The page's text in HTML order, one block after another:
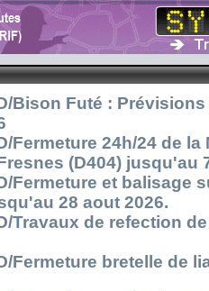
Bison Futé :
Fermeture 24h/24 de
(D404) jusqu'au
Fermeture et balisage
28 aout 2026.
Travaux de refection
Fermeture bretelle de